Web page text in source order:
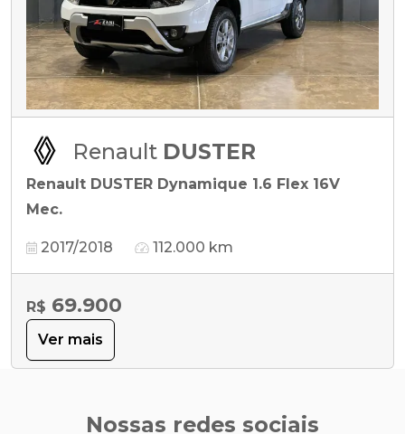
Renault DUSTER
Renault DUSTER Dynamique 1.6 Flex 16V
Mec.
2017/2018 112.000 km
R$ 69.900
Ver mais
Nossas redes sociais